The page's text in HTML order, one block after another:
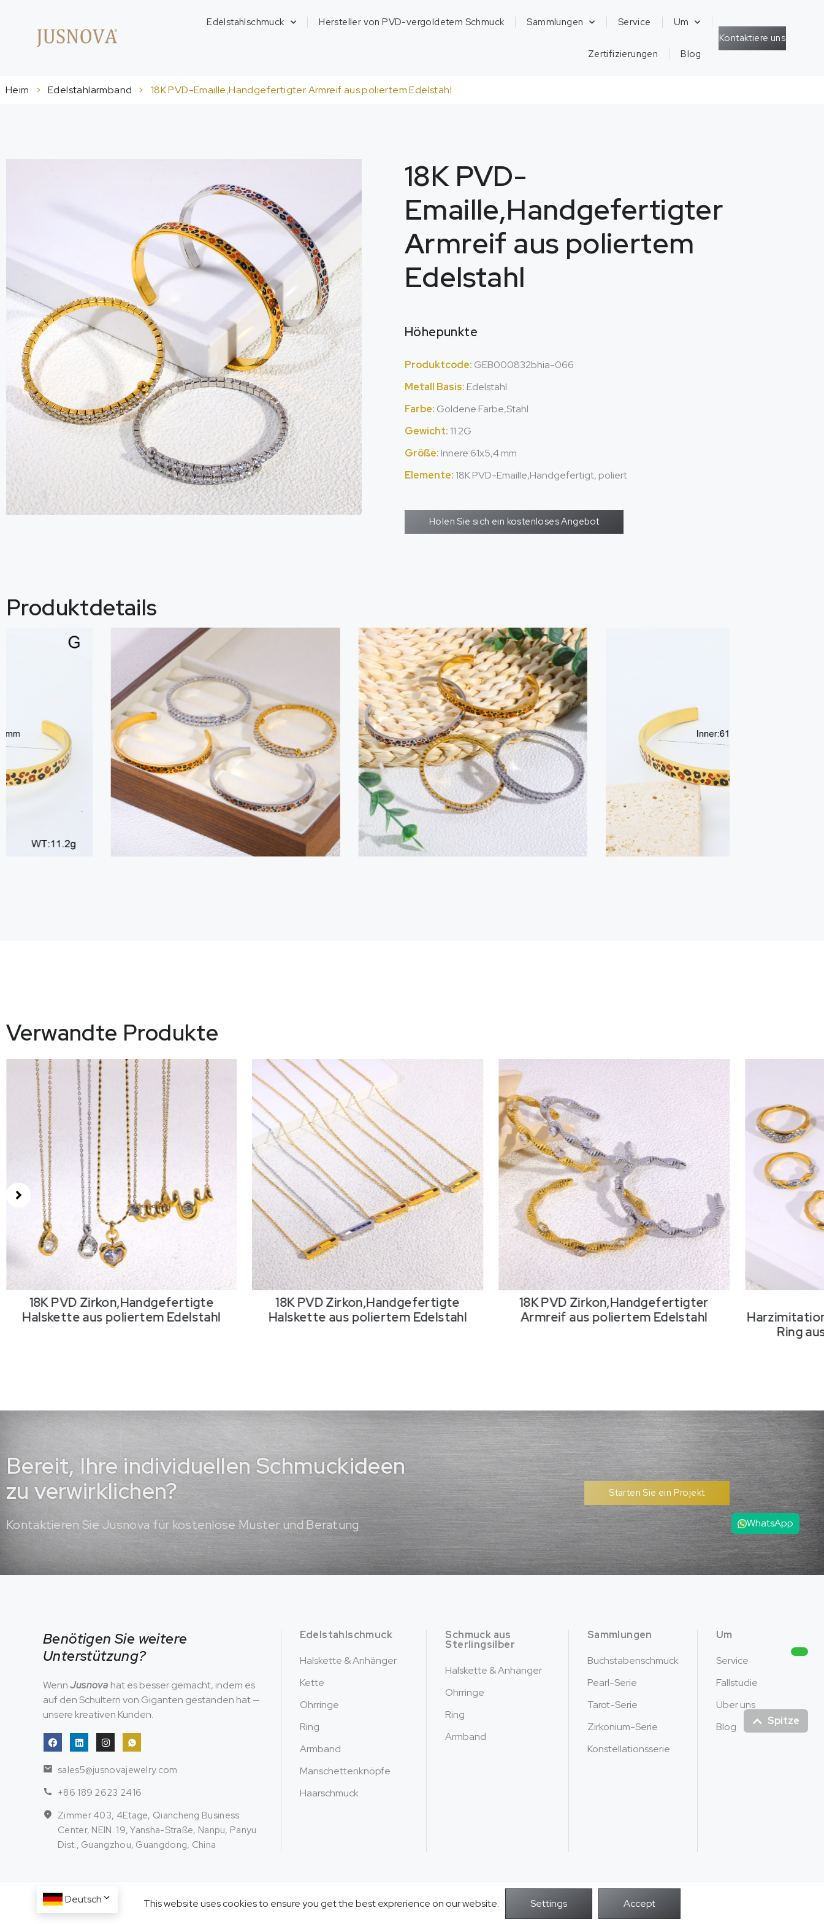
Edelstahlschmuck Hersteller von PVD-vergoldetem Schmuck Sammlungen Service Um
Zertifizierungen Blog
Kontaktiere uns
Heim > Edelstahlarmband > 18K PVD-Emaille,Handgefertigter Armreif aus poliertem Edelstahl
18K PVD-
Emaille,Handgefertigter
Armreif aus poliertem
Edelstahl
Höhepunkte
Produktcode: GEB000832bhia-066
Metall Basis: Edelstahl
Farbe: Goldene Farbe,Stahl
Gewicht: 11.2G
Größe: Innere:61x5,4 mm
Elemente: 18K PVD-Emaille,Handgefertigt, poliert
Holen Sie sich ein kostenloses Angebot
Produktdetails
Verwandte Produkte
Edelstahl
18K PVD Zirkon,Handgefertigte
Halskette aus poliertem Edelstahl
18K PVD Zirkon,Handgefertigter
Armreif aus poliertem Edelstahl
18K PVD-
Harzimitationsperlen,Handgefertigter
Ring aus poliertem Edelstahl
Spitze
Bereit, Ihre individuellen Schmuckideen
zu verwirklichen?
Kontaktieren Sie Jusnova für kostenlose Muster und Beratung
Starten Sie ein Projekt
Benötigen Sie weitere
Unterstützung?
Wenn Jusnova
hat es besser gemacht, indem es
auf den Schultern von Giganten gestanden hat —
Zimmer 403, 4Etage, Qiancheng Business
Center, NEIN. 19, Yansha-Straße, Nanpu, Panyu
Halskette & Anhänger
Ohrringe
Ring
Manschettenknöpfe
Schmuck aus
Sterlingsilber
Halskette & Anhänger
Ohrringe
Ring
Sammlungen
Über uns
Blog
POWER BY
Unendlichkeit
WhatsApp
Deutsch This website uses cookies to ensure you get the best exprerience on our website.